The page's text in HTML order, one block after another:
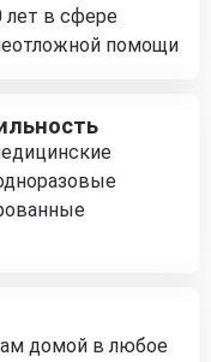
в сфере
помощи
домой в любое